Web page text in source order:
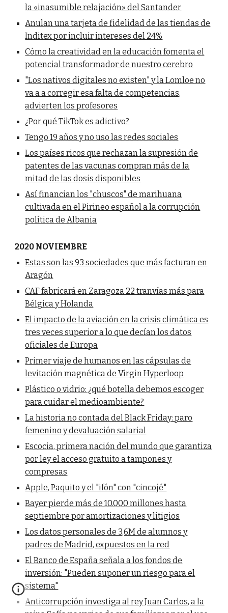
la «inasumible relajación» del Santander
Anulan una tarjeta de fidelidad de las tiendas de
Inditex por incluir intereses del 24%
Cómo la creatividad en la educación fomenta el
potencial transformador de nuestro cerebro
"Los nativos digitales no existen" y la Lomloe no
va a a corregir esa falta de competencias,
advierten los profesores
¿Por qué TikTok es adictivo?
Tengo 19 años y no uso las redes sociales
Los países ricos que rechazan la supresión de
patentes de las vacunas compran más de la
mitad de las dosis disponibles
Así financian los "chuscos" de marihuana
cultivada en el Pirineo español a la corrupción
política de Albania
2020 NOVIEMBRE
Estas son las 93 sociedades que más facturan en
Aragón
CAF fabricará en Zaragoza 22 tranvías más para
Bélgica y Holanda
El impacto de la aviación en la crisis climática es
tres veces superior a lo que decían los datos
oficiales de Europa
Primer viaje de humanos en las cápsulas de
levitación magnética de Virgin Hyperloop
Plástico o vidrio: ¿qué botella debemos escoger
para cuidar el medioambiente?
La historia no contada del Black Friday: paro
femenino y devaluación salarial
Escocia, primera nación del mundo que garantiza
por ley el acceso gratuito a tampones y
compresas
Apple, Paquito y el "ifón" con "cincojé"
Bayer pierde más de 10.000 millones hasta
septiembre por amortizaciones y litigios
Los datos personales de 3,6M de alumnos y
padres de Madrid, expuestos en la red
El Banco de España señala a los fondos de
inversión: "Pueden suponer un riesgo para el
sistema"
Anticorrupción investiga al rey Juan Carlos, a la